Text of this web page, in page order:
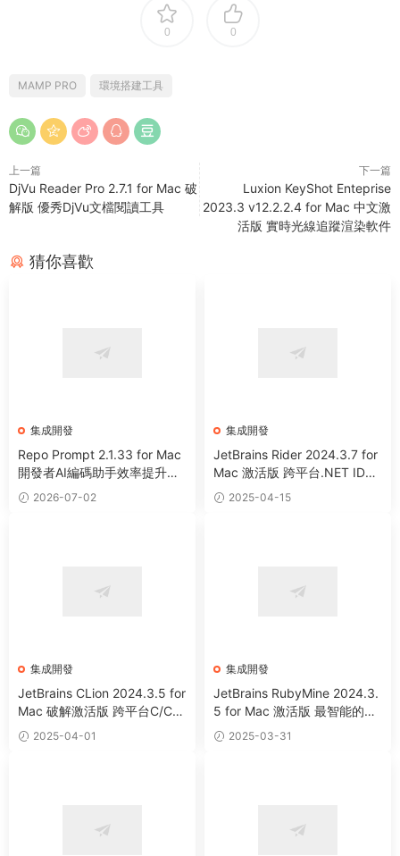
0 0
MAMP PRO 環境搭建工具
上一篇
DjVu Reader Pro 2.7.1 for Mac 破
解版 優秀DjVu文檔閱讀工具
下一篇
Luxion KeyShot Enteprise
2023.3 v12.2.2.4 for Mac 中文激
活版 實時光線追蹤渲染軟件
猜你喜歡
集成開發
Repo Prompt 2.1.33 for Mac
開發者AI編碼助手效率提升工
具 2026-07-02
集成開發
JetBrains Rider 2024.3.7 for
Mac 激活版 跨平台.NET IDE
集成開發工具 (Intel+Apple Sil
icon)
2025-04-15
集成開發
JetBrains CLion 2024.3.5 for
Mac 破解激活版 跨平台C/C+
+IDE集成開發工具 (Intel+App
le Silicon)
2025-04-01
集成開發
JetBrains RubyMine 2024.3.
5 for Mac 激活版 最智能的Ru
by與Rails集成開發工具 (Intel
+Apple Silicon)
2025-03-31